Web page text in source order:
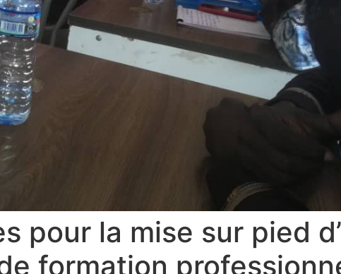
pour la mise sur pied
formation